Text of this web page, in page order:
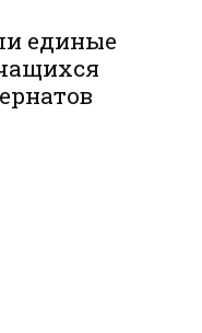
единые